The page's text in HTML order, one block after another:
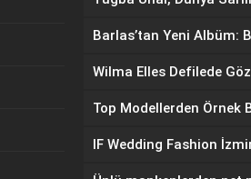
Barlas’tan Yeni Albüm:
Top Modellerden Örnek